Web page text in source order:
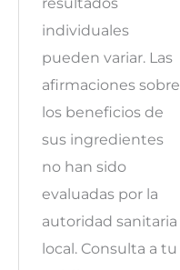
individuales
pueden variar. Las
afirmaciones sobre
los beneficios de
sus ingredientes
no han sido
evaluadas por la
autoridad sanitaria
local. Consulta a tu